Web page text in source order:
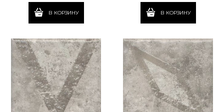
В КОРЗИНУ В КОРЗИНУ